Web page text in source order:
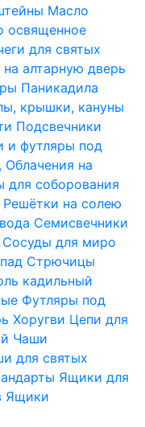
Масло
освященное
для святых
алтарную дверь
Паникадила
крышки, кануны
Подсвечники
и футляры под
на
для соборования
Решётки на солею
Семисвечники
Сосуды для миро
Стрючицы
кадильный
Футляры под
Хоругви Цепи для
Чаши
для святых
Ящики для
Ящики